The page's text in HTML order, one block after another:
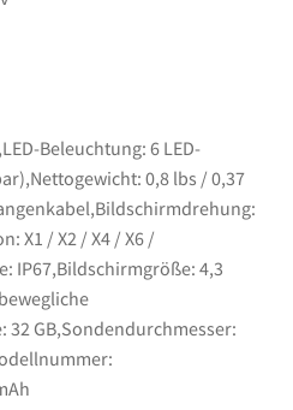
Beleuchtung: 6 LED-
0,8 lbs / 0,37
X1 / X2 / X4 / X6 /
IP67,Bildschirmgröße: 4,3
32 GB,Sondendurchmesser: